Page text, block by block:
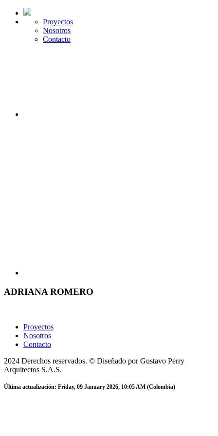
Proyectos
Nosotros
Contacto
ADRIANA ROMERO
Proyectos
Nosotros
Contacto
2024 Derechos reservados. © Diseñado por Gustavo Perry
Arquitectos S.A.S.
Última actualización: Friday, 09 January 2026, 10:05 AM (Colombia)